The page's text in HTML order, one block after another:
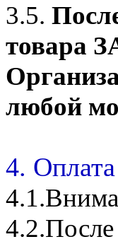
3.5.
товара
любой
4. Оплата